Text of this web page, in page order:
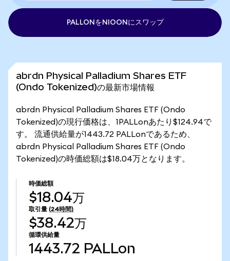
PALLONをNIOONにスワップ
abrdn Physical Palladium Shares ETF
(Ondo Tokenized)の最新市場情報
abrdn Physical Palladium Shares ETF (Ondo
Tokenized)の現行価格は、1PALLonあたり$124.94で
す。 流通供給量が1443.72 PALLonであるため、
abrdn Physical Palladium Shares ETF (Ondo
Tokenized)の時価総額は$18.04万となります。
時価総額
$18.04万
取引量 (24時間)
$38.42万
循環供給量
1443.72 PALLon